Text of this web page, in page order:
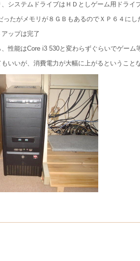
システムドライブはＨＤとしゲーム用ドラ
ったがメモリが８ＧＢもあるのでＸＰ６４にし
ップは完了
性能はCore i3 530と変わらずぐらいでゲーム
いいが、消費電力が大幅に上がるということ